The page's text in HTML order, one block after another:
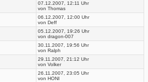
07.12.2007, 12:11 Uhr
von Thomas
06.12.2007, 12:00 Uhr
von Deff
05.12.2007, 19:26 Uhr
von dragon-007
30.11.2007, 19:56 Uhr
von Ralph
29.11.2007, 21:12 Uhr
von Volker
26.11.2007, 23:05 Uhr
von HONI